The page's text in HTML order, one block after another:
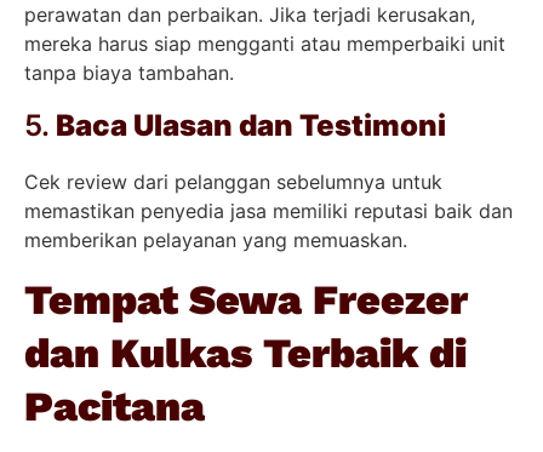
perawatan dan perbaikan. Jika terjadi kerusakan,
mereka harus siap mengganti atau memperbaiki unit
tanpa biaya tambahan.
5. Baca Ulasan dan Testimoni
Cek review dari pelanggan sebelumnya untuk
memastikan penyedia jasa memiliki reputasi baik dan
memberikan pelayanan yang memuaskan.
Tempat Sewa Freezer
dan Kulkas Terbaik di
Pacitana